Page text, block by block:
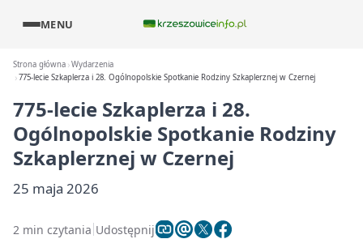
MENU
Strona główna Wydarzenia
775-lecie Szkaplerza i 28. Ogólnopolskie Spotkanie Rodziny Szkaplerznej w Czernej
775-lecie Szkaplerza i 28.
Ogólnopolskie Spotkanie Rodziny
Szkaplerznej w Czernej
25 maja 2026
2 min czytania Udostępnij